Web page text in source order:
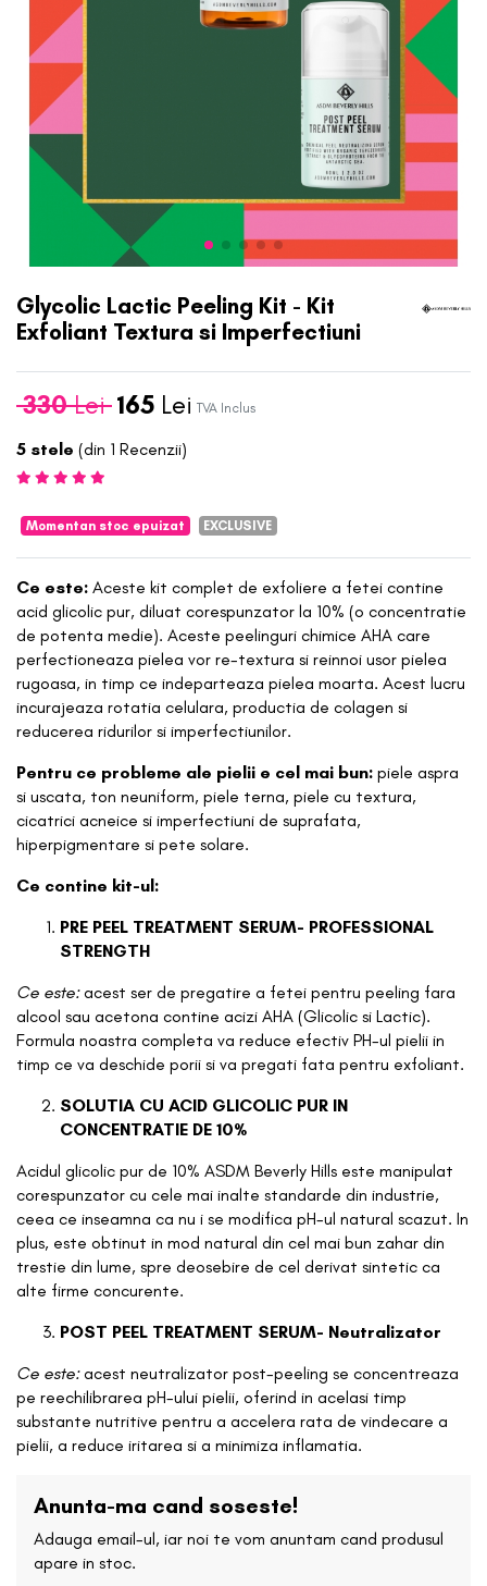
Glycolic Lactic Peeling Kit - Kit
Exfoliant Textura si Imperfectiuni
330Lei 165 Lei TVA Inclus
5 stele (din 1 Recenzii)
Momentan stoc epuizat EXCLUSIVE
Ce este: Aceste kit complet de exfoliere a fetei contine
acid glicolic pur, diluat corespunzator la 10% (o concentratie
de potenta medie). Aceste peelinguri chimice AHA care
perfectioneaza pielea vor re-textura si reinnoi usor pielea
rugoasa, in timp ce indeparteaza pielea moarta. Acest lucru
incurajeaza rotatia celulara, productia de colagen si
reducerea ridurilor si imperfectiunilor.
Pentru ce probleme ale pielii e cel mai bun: piele aspra
si uscata, ton neuniform, piele terna, piele cu textura,
cicatrici acneice si imperfectiuni de suprafata,
hiperpigmentare si pete solare.
Ce contine kit-ul:
PRE PEEL TREATMENT SERUM- PROFESSIONAL
STRENGTH
Ce este:acest ser de pregatire a fetei pentru peeling fara
alcool sau acetona contine acizi AHA (Glicolic si Lactic).
Formula noastra completa va reduce efectiv PH-ul pielii in
timp ce va deschide porii si va pregati fata pentru exfoliant.
SOLUTIA CU ACID GLICOLIC PUR IN
CONCENTRATIE DE 10%
Acidul glicolic pur de 10% ASDM Beverly Hills este manipulat
corespunzator cu cele mai inalte standarde din industrie,
ceea ce inseamna ca nu i se modifica pH-ul natural scazut. In
plus, este obtinut in mod natural din cel mai bun zahar din
trestie din lume, spre deosebire de cel derivat sintetic ca
alte firme concurente.
POST PEEL TREATMENT SERUM- Neutralizator
Ce este:acest neutralizator post-peeling se concentreaza
pe reechilibrarea pH-ului pielii, oferind in acelasi timp
substante nutritive pentru a accelera rata de vindecare a
pielii, a reduce iritarea si a minimiza inflamatia.
Anunta-ma cand soseste!
Adauga email-ul, iar noi te vom anuntam cand produsul
apare in stoc.